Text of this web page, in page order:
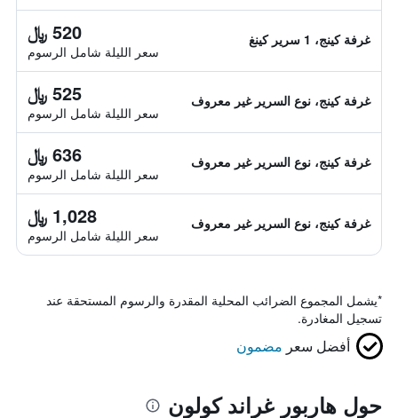
غرفة كينج، 1 سرير كينغ 520 ﷼
سعر الليلة شامل الرسوم
غرفة كينج، نوع السرير غير معروف 525 ﷼
سعر الليلة شامل الرسوم
غرفة كينج، نوع السرير غير معروف 636 ﷼
سعر الليلة شامل الرسوم
غرفة كينج، نوع السرير غير معروف 1,028 ﷼
سعر الليلة شامل الرسوم
*يشمل المجموع الضرائب المحلية المقدرة والرسوم المستحقة عند
تسجيل المغادرة.
أفضل سعر مضمون
حول هاربور غراند كولون